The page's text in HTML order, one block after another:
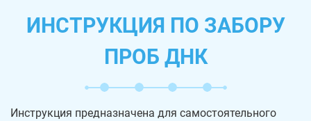
ИНСТРУКЦИЯ ПО ЗАБОРУ
ПРОБ ДНК
Инструкция предназначена для самостоятельного